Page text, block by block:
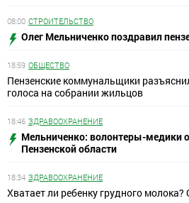
08:00 СТРОИТЕЛЬСТВО
Олег Мельниченко поздравил
18:59 ОБЩЕСТВО
Пензенские коммунальщики
голоса на собрании жильцов
18:46 ЗДРАВООХРАНЕНИЕ
Мельниченко: волонтеры-медики
Пензенской области
18:34 ЗДРАВООХРАНЕНИЕ
Хватает ли ребенку грудного молока?